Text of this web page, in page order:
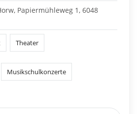
Papiermühleweg 1, 6048
Theater
Musikschulkonzerte